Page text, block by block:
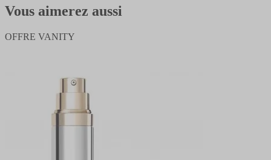
Vous aimerez aussi
OFFRE VANITY